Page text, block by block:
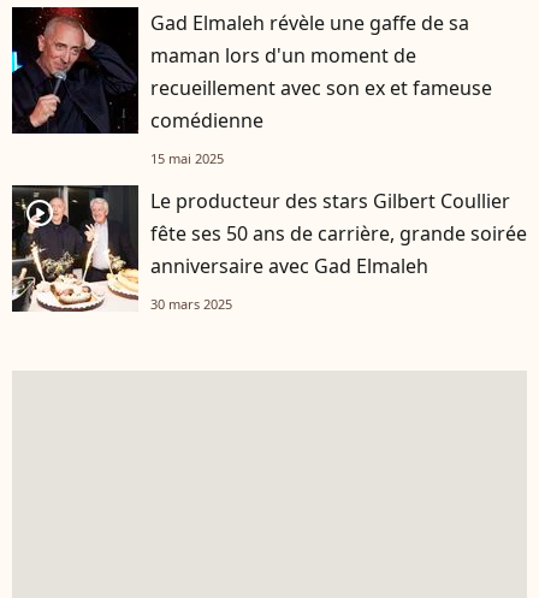
Gad Elmaleh révèle une gaffe de sa
maman lors d'un moment de
recueillement avec son ex et fameuse
comédienne
15 mai 2025
player2
Le producteur des stars Gilbert Coullier
fête ses 50 ans de carrière, grande soirée
anniversaire avec Gad Elmaleh
30 mars 2025